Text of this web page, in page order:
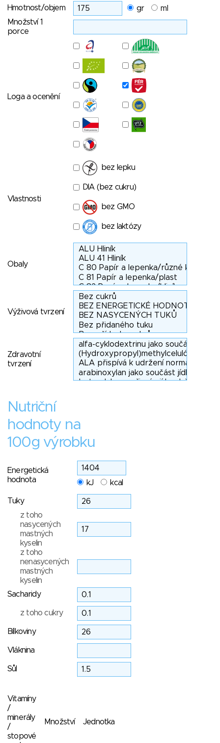
Hmotnost/objem gr
ml
Množství 1
porce
Loga a ocenění
Vlastnosti
bez lepku
DIA (bez cukru)
bez GMO
bez laktózy
Obaly
Výživová tvrzení
Zdravotní
tvrzení
Nutriční
hodnoty na
100g výrobku
Energetická
hodnota
kJ kcal
Tuky
z toho
nasycených
mastných
kyselin
z toho
nenasycených
mastných
kyselin
Sacharidy
z toho cukry
Bílkoviny
Vláknina
Sůl
Vitamíny
/
minerály
/
stopové
Množství Jednotka